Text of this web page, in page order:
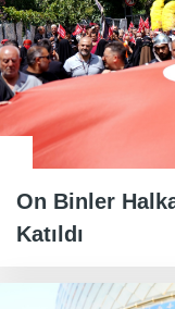
On Binler
Katıldı